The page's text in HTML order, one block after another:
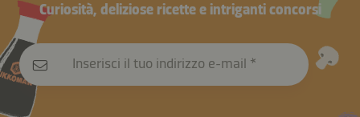
Curiosità, deliziose ricette e intriganti concorsi
Inserisci il tuo indirizzo e-mail